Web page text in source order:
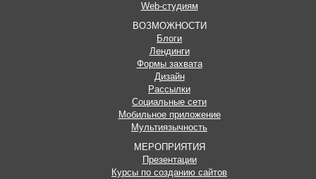
Web-студиям
ВОЗМОЖНОСТИ
Блоги
Лендинги
Формы захвата
Дизайн
Рассылки
Социальные сети
Мобильное приложение
Мультиязычность
МЕРОПРИЯТИЯ
Презентации
Курсы по созданию сайтов